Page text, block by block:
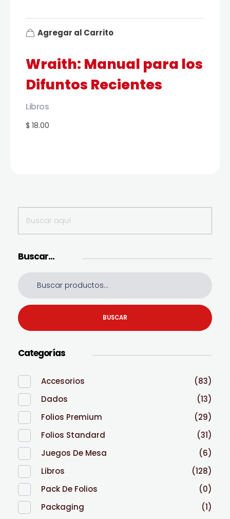
Wraith: Manual para los
Difuntos Recientes
$ 18.00
Libros
Agregar al Carrito
Buscar…
BUSCAR
Categorías
Accesorios
(83)
Dados
(13)
Folios Premium
(29)
Folios Standard
(31)
Juegos De Mesa
(6)
Libros
(128)
Pack De Folios
(0)
Packaging
(1)